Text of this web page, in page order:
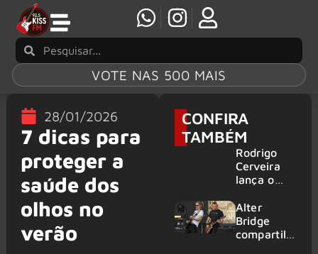
VOTE NAS 500 MAIS
28/01/2026
7 dicas para
proteger a
saúde dos
olhos no
verão
CONFIRA
TAMBÉM
Rodrigo
Cerveira
lança o
Searcher”
Alter
Bridge
compartilh